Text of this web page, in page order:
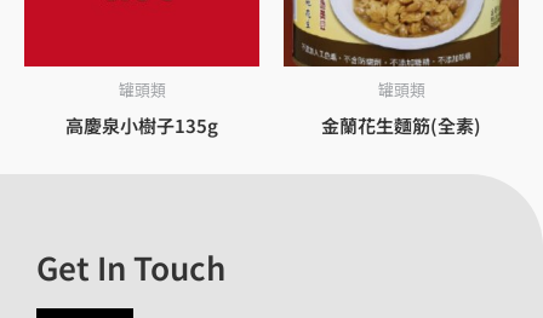
罐頭類
高慶泉小樹子135g
罐頭類
金蘭花生麵筋(全素)
Get In Touch